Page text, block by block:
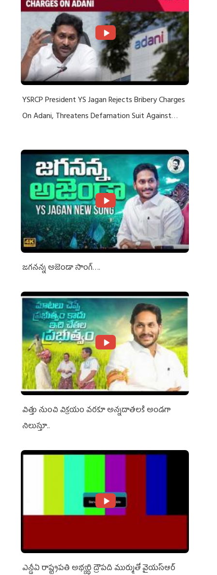
YSRCP President YS Jagan Rejects Bribery Charges
On Adani, Threatens Defamation Suit Against
జగనన్న అజెండా సాంగ్….
విత్తు నుంచి విక్రయం వరకూ అన్నదాతలకి అండగా
నిలుస్తూ..
ఎన్డీఏ రాష్ట్ర‌ప‌తి అభ్య‌ర్థి ద్రౌప‌ది ముర్ముతో వైయ‌స్ఆర్